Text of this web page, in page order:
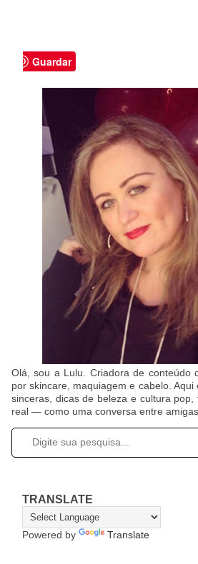
Guardar
Olá, sou a Lulu. Criadora de conteúdo
por skincare, maquiagem e cabelo.
sinceras, dicas de beleza e cultura
real — como uma conversa entre
TRANSLATE
Powered by Translate